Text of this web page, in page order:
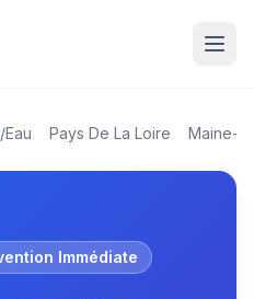
eau Pays De La Loire Maine-
Immédiate